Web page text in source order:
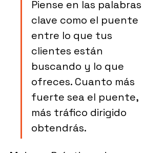
Piense en las palabras
clave como el puente
entre lo que tus
clientes están
buscando y lo que
ofreces. Cuanto más
fuerte sea el puente,
más tráfico dirigido
obtendrás.